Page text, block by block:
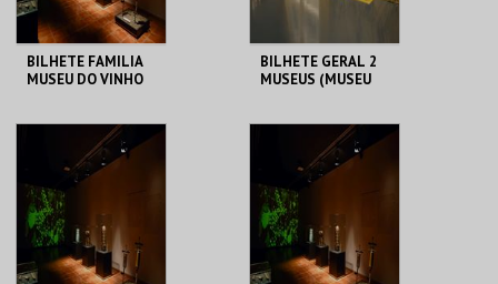
BILHETE FAMILIA
MUSEU DO VINHO
MUSEU DO VINHO
BAIRRADA
MAIS INFO
COMPRAR
BILHETE GERAL 2
MUSEUS (MUSEU
DUAS RODAS)
MUSEU DO VINHO
BAIRRADA
MAIS INFO
COMPRAR